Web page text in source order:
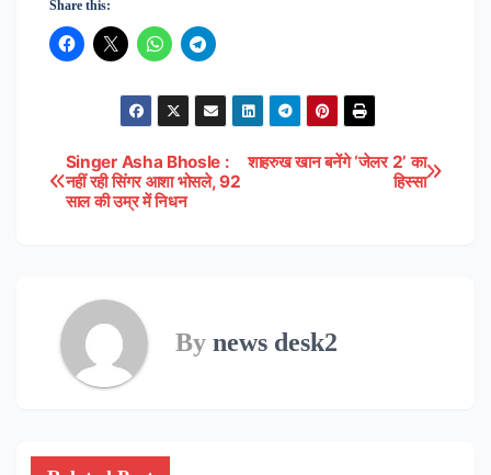
Share this:
Post
navigation
शाहरुख खान बनेंगे ‘जेलर 2’ का
हिस्सा
Singer Asha Bhosle :
नहीं रही सिंगर आशा भोसले, 92
साल की उम्र में निधन
By news desk2